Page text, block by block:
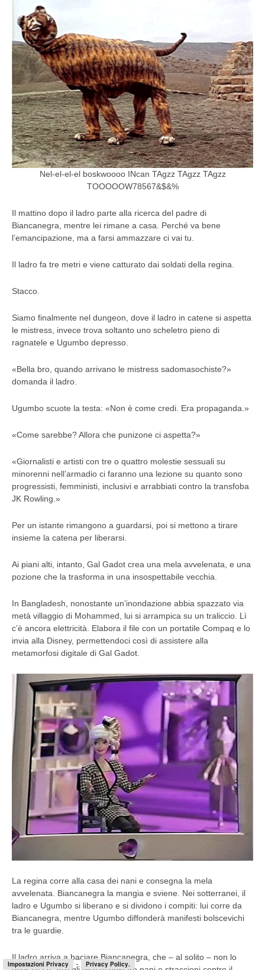
Impostazioni Privacy - Privacy Policy.
Nel-el-el-el boskwoooo INcan TAgzz TAgzz TAgzz
TOOOOOW78567&$&%
Il mattino dopo il ladro parte alla ricerca del padre di
Biancanegra, mentre lei rimane a casa. Perché va bene
l’emancipazione, ma a farsi ammazzare ci vai tu.
Il ladro fa tre metri e viene catturato dai soldati della regina.
Stacco.
Siamo finalmente nel dungeon, dove il ladro in catene si aspetta
le mistress, invece trova soltanto uno scheletro pieno di
ragnatele e Ugumbo depresso.
«Bella bro, quando arrivano le mistress sadomasochiste?»
domanda il ladro.
Ugumbo scuote la testa: «Non è come credi. Era propaganda.»
«Come sarebbe? Allora che punizone ci aspetta?»
«Giornalisti e artisti con tre o quattro molestie sessuali su
minorenni nell’armadio ci faranno una lezione su quanto sono
progressisti, femministi, inclusivi e arrabbiati contro la transfoba
JK Rowling.»
Per un istante rimangono a guardarsi, poi si mettono a tirare
insieme la catena per liberarsi.
Ai piani alti, intanto, Gal Gadot crea una mela avvelenata, e una
pozione che la trasforma in una insospettabile vecchia.
In Bangladesh, nonostante un’inondazione abbia spazzato via
metà villaggio di Mohammed, lui si arrampica su un traliccio. Lì
c’è ancora elettricità. Elabora il file con un portatile Compaq e lo
invia alla Disney, permettendoci così di assistere alla
metamorfosi digitale di Gal Gadot.
La regina corre alla casa dei nani e consegna la mela
avvelenata. Biancanegra la mangia e sviene. Nei sotterranei, il
ladro e Ugumbo si liberano e si dividono i compiti: lui corre da
Biancanegra, mentre Ugumbo diffonderà manifesti bolscevichi
tra le guardie.
Il ladro arriva a baciare Biancanegra, che – al solito – non lo